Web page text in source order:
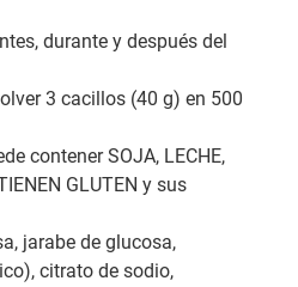
durante y después del
3 cacillos (40 g) en 500
contener SOJA, LECHE,
GLUTEN y sus
jarabe de glucosa,
citrato de sodio,